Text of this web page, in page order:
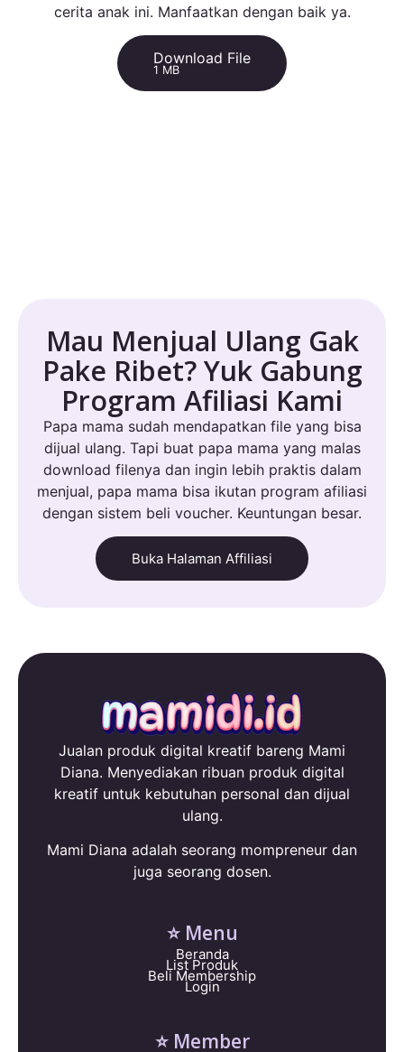
cerita anak ini. Manfaatkan dengan baik ya.
Download File
1 MB
Mau Menjual Ulang Gak
Pake Ribet? Yuk Gabung
Program Afiliasi Kami
Papa mama sudah mendapatkan file yang bisa
dijual ulang. Tapi buat papa mama yang malas
download filenya dan ingin lebih praktis dalam
menjual, papa mama bisa ikutan program afiliasi
dengan sistem beli voucher. Keuntungan besar.
Buka Halaman Affiliasi
Jualan produk digital kreatif bareng Mami
Diana. Menyediakan ribuan produk digital
kreatif untuk kebutuhan personal dan dijual
ulang.
Mami Diana adalah seorang mompreneur dan
juga seorang dosen.
⭐ Menu
Beranda
List Produk
Beli Membership
Login
⭐ Member